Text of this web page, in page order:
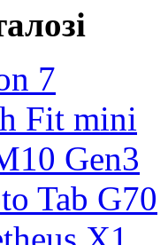
7
Fit mini
Gen3
Tab G70